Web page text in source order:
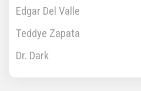
Edgar Del Valle
Teddye Zapata
Dr. Dark